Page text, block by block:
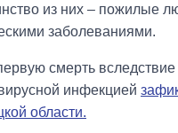
из них – пожилые
заболеваниями.
смерть
инфекцией
области.